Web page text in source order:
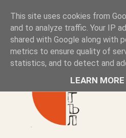
Книжен
Блог на книжарницата —
ул. „Оборище" 117, София·
This site uses cookies from
and to analyze traffic. Your IP
shared with Google along with
metrics to ensure quality of
statistics, and to detect and
LEARN MORE